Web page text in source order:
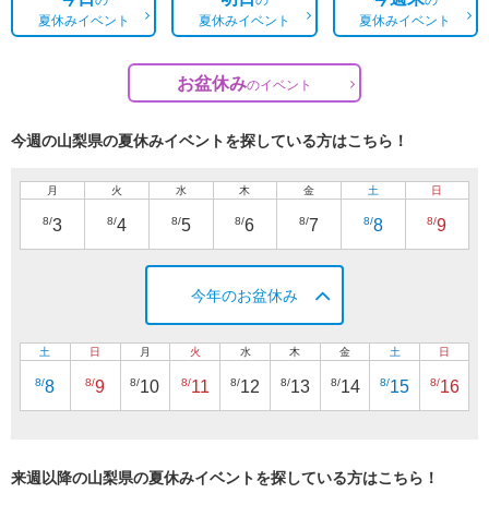
夏休みイベント
夏休みイベント
夏休みイベント
お盆休みのイベント
今週の山梨県の夏休みイベントを探している方はこちら！
月
8/3
火
8/4
水
8/5
木
8/6
金
8/7
土
8/8
日
8/9
今年のお盆休み
土
8/8
日
8/9
月
8/10
火
8/11
水
8/12
木
8/13
金
8/14
土
8/15
日
8/16
来週以降の山梨県の夏休みイベントを探している方はこちら！